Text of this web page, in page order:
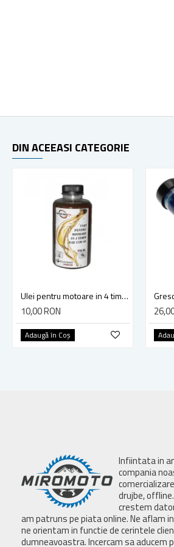
DIN ACEEASI CATEGORIE
Ulei pentru motoare in 4 timpi, Elefant 4T SAE 15W40, 500 ml
10,00 RON
Adaugă în Coş
Infiintata in
compania
drujbe,
crestem
am patruns pe piata online. Ne aflam
ne orientam in functie de cerintele
dumneavoastra. Incercam sa aducem